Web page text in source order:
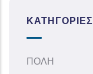
ΚΑΤΗΓΟΡΊΕΣ
ΠΟΛΗ